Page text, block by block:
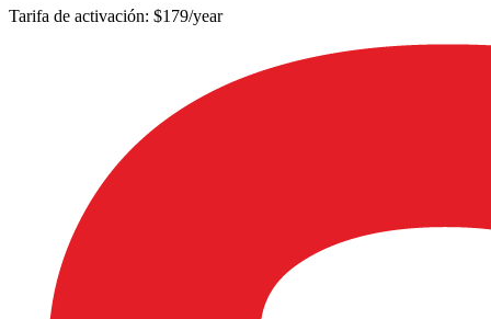
Tarifa de activación: $179/year